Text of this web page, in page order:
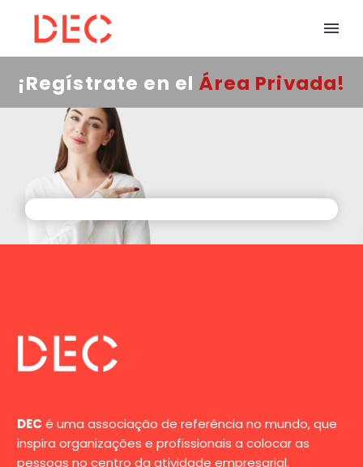
¡Regístrate en el Área Privada!
DEC é uma associação de referência no mundo, que
inspira organizações e profissionais a colocar as
pessoas no centro da atividade empresarial.